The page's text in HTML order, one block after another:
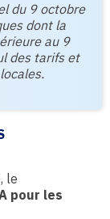
du 9 octobre
dont la
au 9
des tarifs et
le
pour les